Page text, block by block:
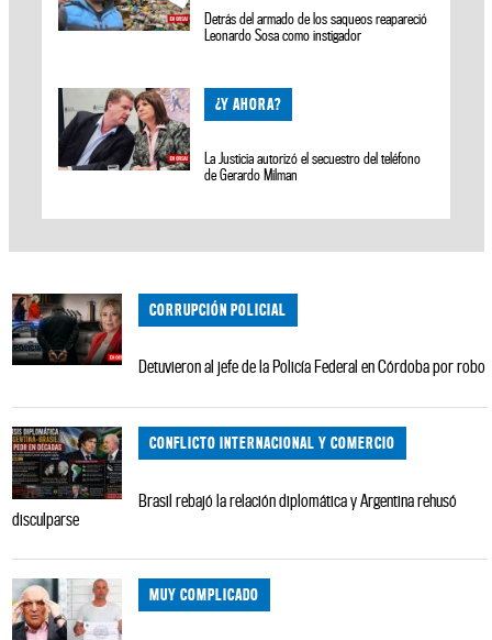
Detrás del armado de los saqueos reapareció
Leonardo Sosa como instigador
¿Y AHORA?
La Justicia autorizó el secuestro del teléfono
de Gerardo Milman
CORRUPCIÓN POLICIAL
Detuvieron al jefe de la Policía Federal en Córdoba por robo
CONFLICTO INTERNACIONAL Y COMERCIO
Brasil rebajó la relación diplomática y Argentina rehusó
disculparse
MUY COMPLICADO